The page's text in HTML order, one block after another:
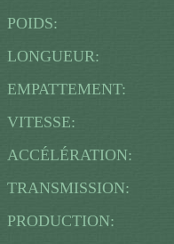
POIDS:
LONGUEUR:
EMPATTEMENT:
VITESSE:
ACCÉLÉRATION:
TRANSMISSION:
PRODUCTION: